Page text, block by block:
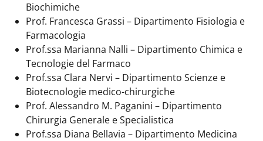
Biochimiche
Prof. Francesca Grassi – Dipartimento Fisiologia e
Farmacologia
Prof.ssa Marianna Nalli – Dipartimento Chimica e
Tecnologie del Farmaco
Prof.ssa Clara Nervi – Dipartimento Scienze e
Biotecnologie medico-chirurgiche
Prof. Alessandro M. Paganini – Dipartimento
Chirurgia Generale e Specialistica
Prof.ssa Diana Bellavia – Dipartimento Medicina